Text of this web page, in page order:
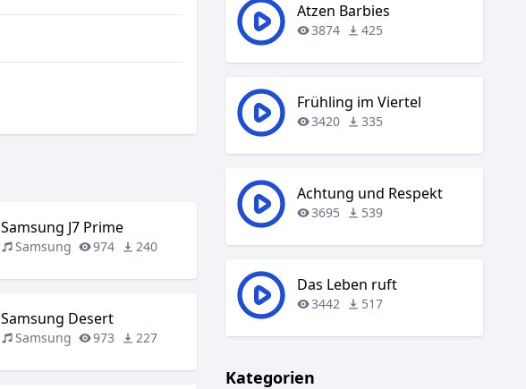
Samsung J7 Prime
Samsung 974 240
Samsung Desert
Samsung 973 227
Atzen Barbies
3874 425
Frühling im Viertel
3420 335
Achtung und Respekt
3695 539
Das Leben ruft
3442 517
Kategorien